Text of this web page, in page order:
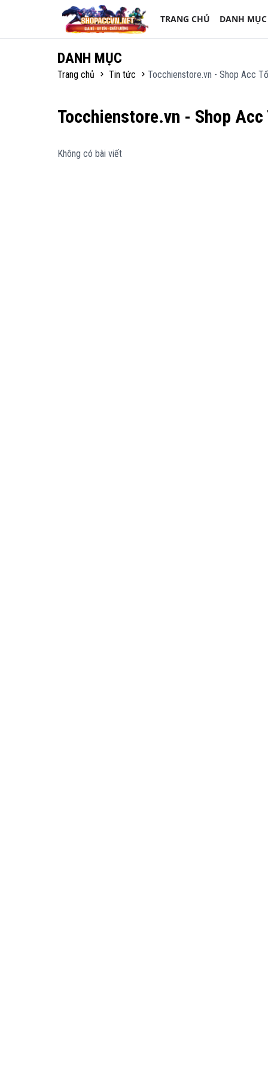
TRANG CHỦ DANH
DANH MỤC
Trang chủ Tin tức Tocchienstore.vn - Shop Acc
Tocchienstore.vn - Shop Acc
Không có bài viết